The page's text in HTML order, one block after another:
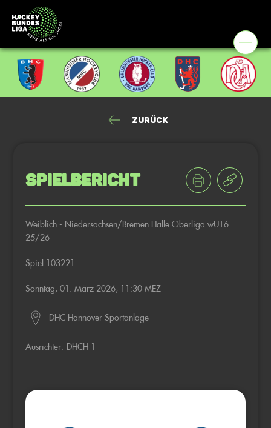
Zurück
Spielbericht
Weiblich - Niedersachsen/Bremen Halle Oberliga wU16
25/26
Spiel 103221
Sonntag, 01. März 2026, 11:30 MEZ
DHC Hannover Sportanlage
Ausrichter: DHCH 1